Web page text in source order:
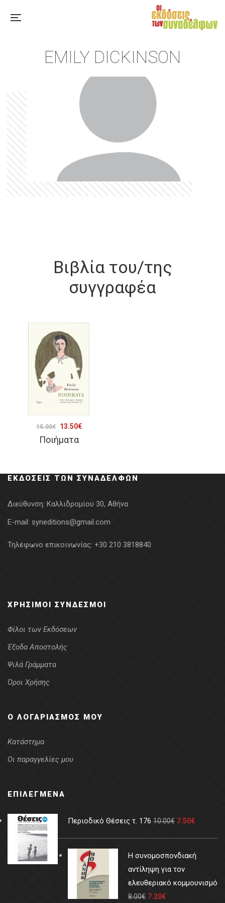
EMILY DICKINSON
Βιβλία του/της
συγγραφέα
Ποιήματα
15.00€
Original
price
13.50€Η
13.50€.
ΕΚΔΌΣΕΙΣ ΤΩΝ ΣΥΝΑΔΈΛΦΩΝ
Διεύθυνση: Καλλιδρομίου 30, Αθήνα
E-mail: syneditions@gmail.com
Τηλέφωνο επικοινωνίας: +30 210 3818840
ΧΡΉΣΙΜΟΙ ΣΎΝΔΕΣΜΟΙ
Φίλοι των Εκδόσεων
Έξοδα Αποστολής
Ψιλά Γράμματα
Όροι Χρήσης
Ο ΛΟΓΑΡΙΑΣΜΌΣ ΜΟΥ
Κατάστημα
Οι παραγγελίες μου
ΕΠΙΛΕΓΜΈΝΑ
Περιοδικό Θέσεις τ. 176 10.00€ 7.50€
Η συνομοσπονδιακή
αντίληψη για τον
ελευθεριακό κομμουνισμό
8.00€ 7.20€